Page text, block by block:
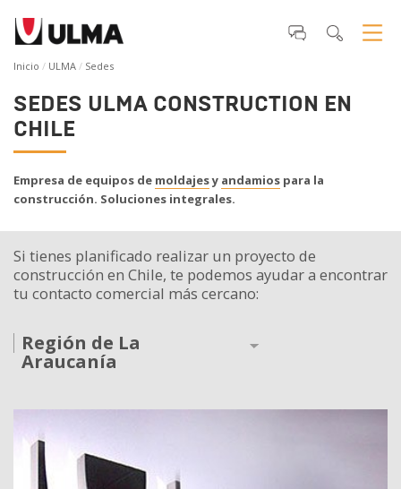
Inicio ULMA Sedes
SEDES ULMA CONSTRUCTION EN
CHILE
Empresa de equipos de moldajesy andamios para la
construcción. Soluciones integrales.
Si tienes planificado realizar un proyecto de
construcción en Chile, te podemos ayudar a encontrar
tu contacto comercial más cercano:
Región de La
Araucanía